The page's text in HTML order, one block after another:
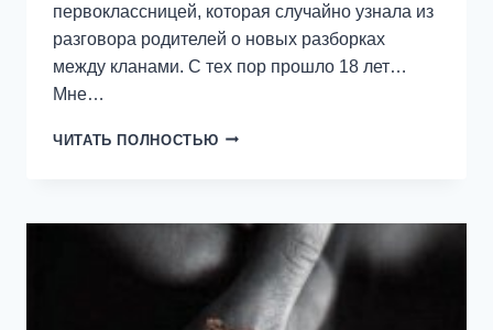
первоклассницей, которая случайно узнала из
разговора родителей о новых разборках
между кланами. С тех пор прошло 18 лет…
Мне…
ЧИТАТЬ ПОЛНОСТЬЮ ЕГО